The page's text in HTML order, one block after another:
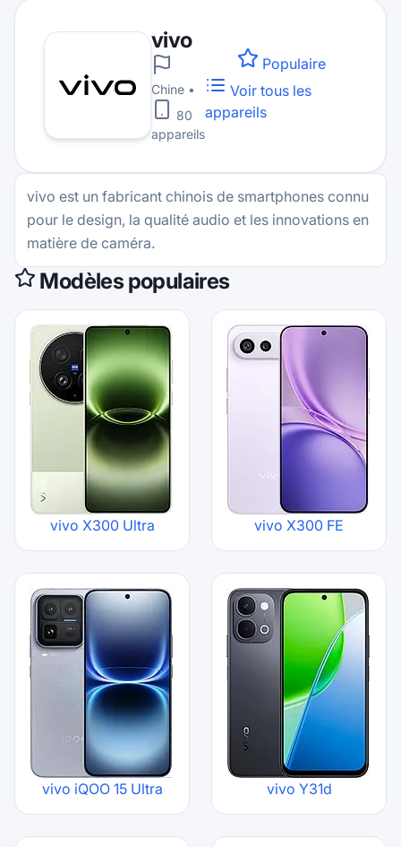
vivo
Chine •
80
appareils
Populaire
Voir tous les
appareils
vivo est un fabricant chinois de smartphones connu
pour le design, la qualité audio et les innovations en
matière de caméra.
Modèles populaires
vivo X300 Ultra vivo X300 FE
vivo iQOO 15 Ultra vivo Y31d